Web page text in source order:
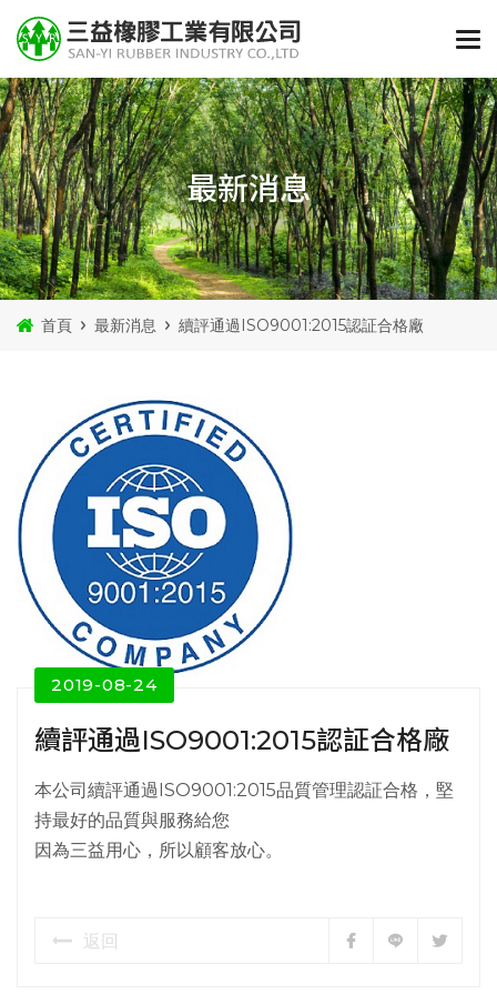
最新消息
首頁 最新消息 續評通過ISO9001:2015認証合格廠
2019-08-24
續評通過ISO9001:2015認証合格廠
本公司續評通過ISO9001:2015品質管理認証合格，堅
持最好的品質與服務給您
因為三益用心，所以顧客放心。
返回